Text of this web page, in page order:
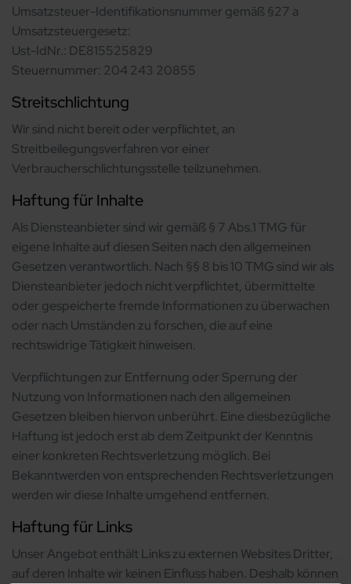
Umsatzsteuer-Identifikationsnummer gemäß §27 a
Umsatzsteuergesetz:
Ust-IdNr.: DE815525829
Steuernummer: 204 243 20855
Streitschlichtung
Wir sind nicht bereit oder verpflichtet, an
Streitbeilegungsverfahren vor einer
Verbraucherschlichtungsstelle teilzunehmen.
Haftung für Inhalte
Als Diensteanbieter sind wir gemäß § 7 Abs.1 TMG für
eigene Inhalte auf diesen Seiten nach den allgemeinen
Gesetzen verantwortlich. Nach §§ 8 bis 10 TMG sind wir als
Diensteanbieter jedoch nicht verpflichtet, übermittelte
oder gespeicherte fremde Informationen zu überwachen
oder nach Umständen zu forschen, die auf eine
rechtswidrige Tätigkeit hinweisen.
Verpflichtungen zur Entfernung oder Sperrung der
Nutzung von Informationen nach den allgemeinen
Gesetzen bleiben hiervon unberührt. Eine diesbezügliche
Haftung ist jedoch erst ab dem Zeitpunkt der Kenntnis
einer konkreten Rechtsverletzung möglich. Bei
Bekanntwerden von entsprechenden Rechtsverletzungen
werden wir diese Inhalte umgehend entfernen.
Haftung für Links
Unser Angebot enthält Links zu externen Websites Dritter,
auf deren Inhalte wir keinen Einfluss haben. Deshalb können